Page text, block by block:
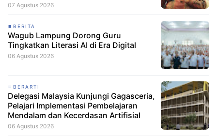
07 Agustus 2026
BERITA
Wagub Lampung Dorong Guru
Tingkatkan Literasi AI di Era Digital
06 Agustus 2026
BERARTI
Delegasi Malaysia Kunjungi Gagasceria,
Pelajari Implementasi Pembelajaran
Mendalam dan Kecerdasan Artifisial
06 Agustus 2026